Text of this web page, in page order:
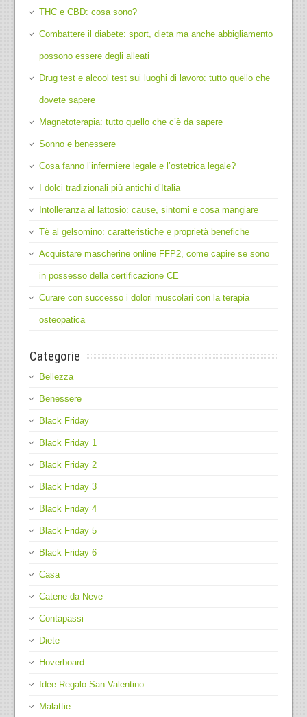
THC e CBD: cosa sono?
Combattere il diabete: sport, dieta ma anche abbigliamento
possono essere degli alleati
Drug test e alcool test sui luoghi di lavoro: tutto quello che
dovete sapere
Magnetoterapia: tutto quello che c’è da sapere
Sonno e benessere
Cosa fanno l’infermiere legale e l’ostetrica legale?
I dolci tradizionali più antichi d’Italia
Intolleranza al lattosio: cause, sintomi e cosa mangiare
Tè al gelsomino: caratteristiche e proprietà benefiche
Acquistare mascherine online FFP2, come capire se sono
in possesso della certificazione CE
Curare con successo i dolori muscolari con la terapia
osteopatica
Categorie
Bellezza
Benessere
Black Friday
Black Friday 1
Black Friday 2
Black Friday 3
Black Friday 4
Black Friday 5
Black Friday 6
Casa
Catene da Neve
Contapassi
Diete
Hoverboard
Idee Regalo San Valentino
Malattie